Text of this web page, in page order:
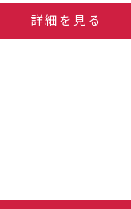
詳細を見る